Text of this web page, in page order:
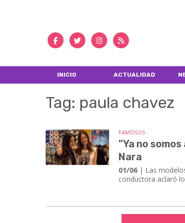
INICIO ACTUALIDAD
Tag: paula chavez
FAMOSOS
"Ya no
Nara
01/06 | Las
conductora aclaró